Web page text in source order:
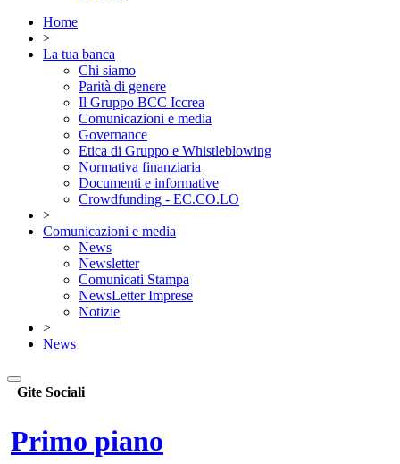
Home
>
La tua banca
Chi siamo
Parità di genere
Il Gruppo BCC Iccrea
Comunicazioni e media
Governance
Etica di Gruppo e Whistleblowing
Normativa finanziaria
Documenti e informative
Crowdfunding - EC.CO.LO
>
Comunicazioni e media
News
Newsletter
Comunicati Stampa
NewsLetter Imprese
Notizie
>
News
Gite Sociali
Primo piano